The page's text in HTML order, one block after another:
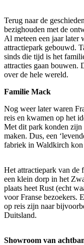
Terug naar de
bezighouden met de
Al meteen een jaar later
attractiepark gebouwd.
sinds die tijd is het
attracties gaan bouwen.
over de hele wereld.
Familie Mack
Nog weer later waren
reis en kwamen op het
Met dit park konden zijn
maken. Dus, een
fabriek in Waldkirch kon
Het attractiepark van
een klein dorp in het
plaats heet Rust (echt
voor Franse bezoekers.
op reis zijn naar
Duitsland.
Showroom van